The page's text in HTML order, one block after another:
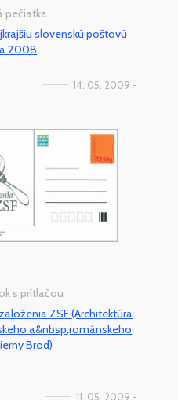
pečiatka
slovenskú poštovú
2008
14. 05. 2009 -
s prítlačou
ZSF (Architektúra
a&nbsp;románskeho
Brod)
11. 05. 2009 -